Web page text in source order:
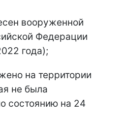
вооруженной
Федерации
года);
на территории
не была
состоянию на 24